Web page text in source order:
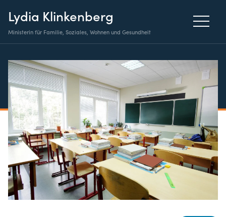
Lydia Klinkenberg
Ministerin für Familie, Soziales, Wohnen und Gesundheit